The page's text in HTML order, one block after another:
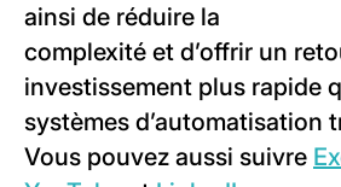
ainsi de réduire la
complexité et d’offrir un
investissement plus rapide
systèmes d’automatisation
Vous pouvez aussi suivre